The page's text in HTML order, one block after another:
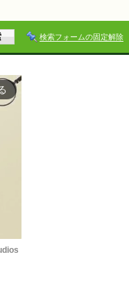
検索フォームの固定解除